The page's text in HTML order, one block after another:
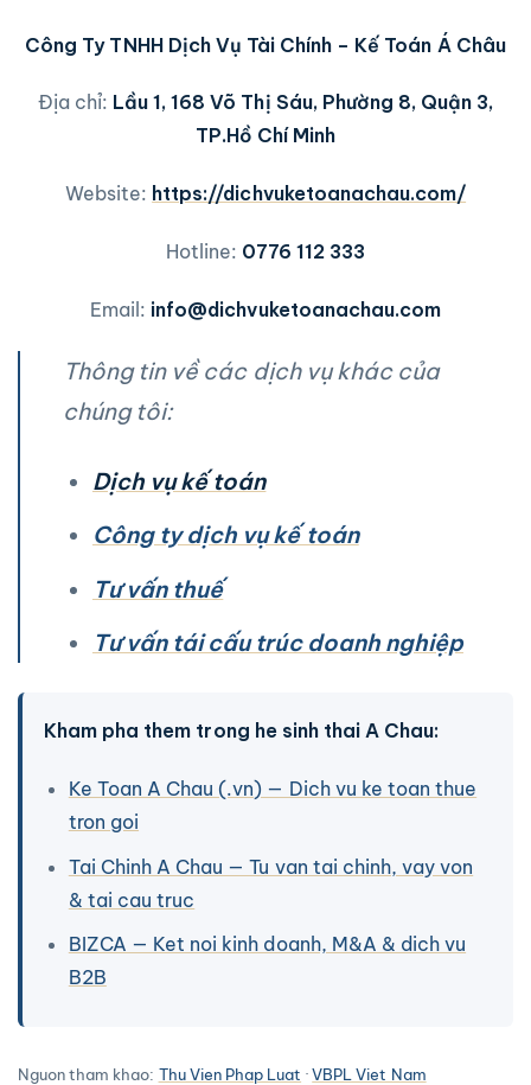
Công Ty TNHH Dịch Vụ Tài Chính – Kế Toán Á Châu
Địa chỉ: Lầu 1, 168 Võ Thị Sáu, Phường 8, Quận 3,
TP.Hồ Chí Minh
Website: https://dichvuketoanachau.com/
Hotline: 0776 112 333
Email: info@dichvuketoanachau.com
Thông tin về các dịch vụ khác của
chúng tôi:
Dịch vụ kế toán
Công ty dịch vụ kế toán
Tư vấn thuế
Tư vấn tái cấu trúc doanh nghiệp
Kham pha them trong he sinh thai A Chau:
Ke Toan A Chau (.vn) — Dich vu ke toan thue
tron goi
Tai Chinh A Chau — Tu van tai chinh, vay von
& tai cau truc
BIZCA — Ket noi kinh doanh, M&A & dich vu
B2B
Nguon tham khao: Thu Vien Phap Luat ·VBPL Viet Nam